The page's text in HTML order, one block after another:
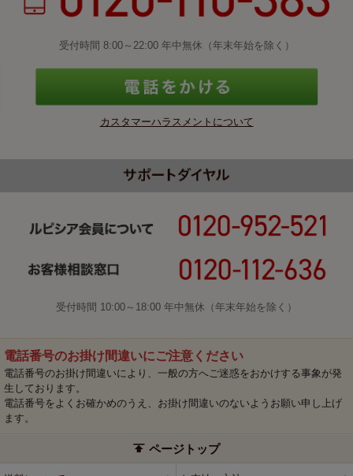
受付時間 8:00～22:00 年中無休（年末年始を除く）
カスタマーハラスメントについて
受付時間 10:00～18:00 年中無休（年末年始を除く）
電話番号のお掛け間違いにご注意ください
電話番号のお掛け間違いにより、一般の方へご迷惑をおかけする事象が発
生しております。
電話番号をよくお確かめのうえ、お掛け間違いのないようお願い申し上げ
ます。
ページトップ